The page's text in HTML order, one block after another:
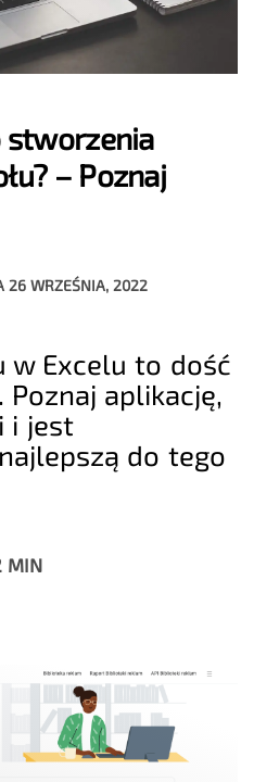
stworzenia
– Poznaj
26 WRZEŚNIA, 2022
w Excelu to dość
aplikację,
i jest
do tego
MIN